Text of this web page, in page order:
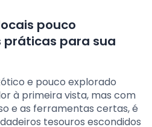
pouco
práticas para sua
e pouco explorado
à primeira vista, mas com
e as ferramentas certas, é
tesouros escondidos